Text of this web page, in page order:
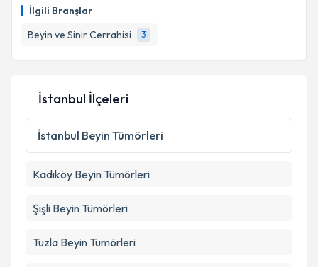
İlgili Branşlar
Beyin ve Sinir Cerrahisi
3
İstanbul İlçeleri
İstanbul Beyin Tümörleri
Kadıköy Beyin Tümörleri
Şişli Beyin Tümörleri
Tuzla Beyin Tümörleri